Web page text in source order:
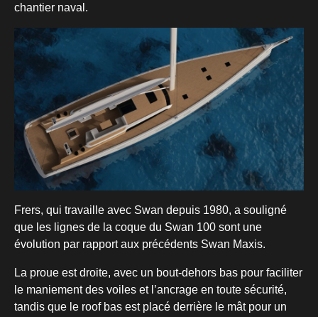
chantier naval.
Frers, qui travaille avec Swan depuis 1980, a souligné
que les lignes de la coque du Swan 100 sont une
évolution par rapport aux précédents Swan Maxis.
La proue est droite, avec un bout-dehors bas pour faciliter
le maniement des voiles et l’ancrage en toute sécurité,
tandis que le roof bas est placé derrière le mât pour un